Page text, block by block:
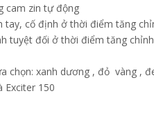
cam zin tự động
tay, cố định ở thời điểm tăng
tuyệt đối ở thời điểm tăng
chọn: xanh dương , đỏ vàng ,
Exciter 150